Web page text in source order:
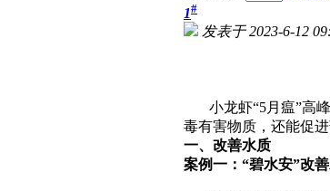
1#
发表于 2023-6-12
小龙虾“5月瘟”高峰
毒有害物质，还能促
一、改善水质
案例一：“碧水安”改